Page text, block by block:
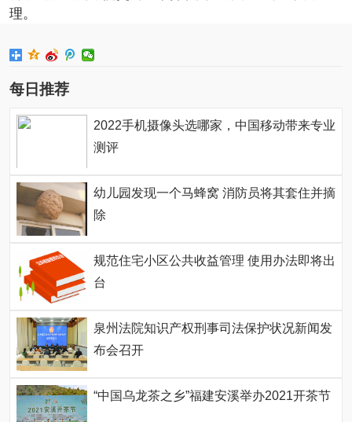
理。
每日推荐
2022手机摄像头选哪家，中国移动带来专业
测评
幼儿园发现一个马蜂窝 消防员将其套住并摘
除
规范住宅小区公共收益管理 使用办法即将出
台
泉州法院知识产权刑事司法保护状况新闻发
布会召开
“中国乌龙茶之乡”福建安溪举办2021开茶节